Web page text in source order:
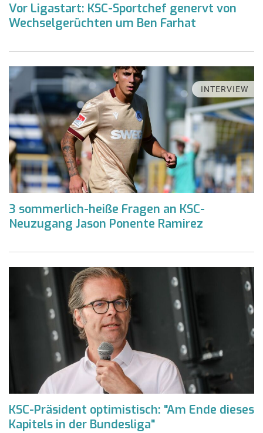
Vor Ligastart: KSC-Sportchef genervt von
Wechselgerüchten um Ben Farhat
INTERVIEW
3 sommerlich-heiße Fragen an KSC-
Neuzugang Jason Ponente Ramirez
KSC-Präsident optimistisch: "Am Ende dieses
Kapitels in der Bundesliga"